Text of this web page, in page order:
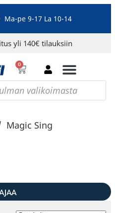
Ma-pe 9-17 La 10-14
yli 140€ tilauksiin
0
Magic Sing